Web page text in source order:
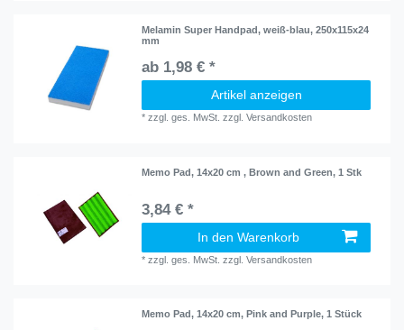
Melamin Super Handpad, weiß-blau, 250x115x24
mm
ab 1,98 € *
Artikel anzeigen
*zzgl. ges. MwSt. zzgl.Versandkosten
Memo Pad, 14x20 cm , Brown and Green, 1 Stk
3,84 € *
In den Warenkorb
*zzgl. ges. MwSt. zzgl.Versandkosten
Memo Pad, 14x20 cm, Pink and Purple, 1 Stück